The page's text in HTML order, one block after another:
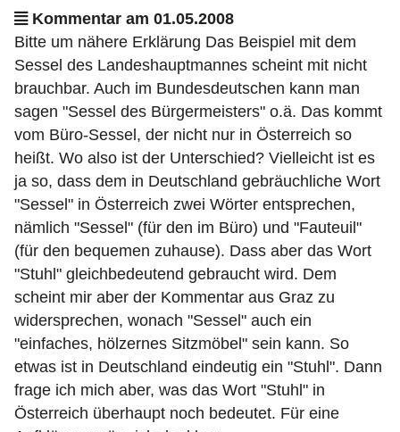
Kommentar am 01.05.2008
Bitte um nähere Erklärung Das Beispiel mit dem
Sessel des Landeshauptmannes scheint mit nicht
brauchbar. Auch im Bundesdeutschen kann man
sagen "Sessel des Bürgermeisters" o.ä. Das kommt
vom Büro-Sessel, der nicht nur in Österreich so
heißt. Wo also ist der Unterschied? Vielleicht ist es
ja so, dass dem in Deutschland gebräuchliche Wort
"Sessel" in Österreich zwei Wörter entsprechen,
nämlich "Sessel" (für den im Büro) und "Fauteuil"
(für den bequemen zuhause). Dass aber das Wort
"Stuhl" gleichbedeutend gebraucht wird. Dem
scheint mir aber der Kommentar aus Graz zu
widersprechen, wonach "Sessel" auch ein
"einfaches, hölzernes Sitzmöbel" sein kann. So
etwas ist in Deutschland eindeutig ein "Stuhl". Dann
frage ich mich aber, was das Wort "Stuhl" in
Österreich überhaupt noch bedeutet. Für eine